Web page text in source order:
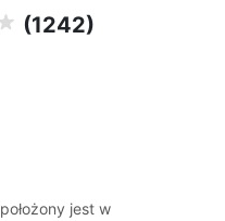
(1242)
położony jest w